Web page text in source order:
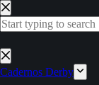
Pular
para
o
Sem
resultados
Cadernos Derby